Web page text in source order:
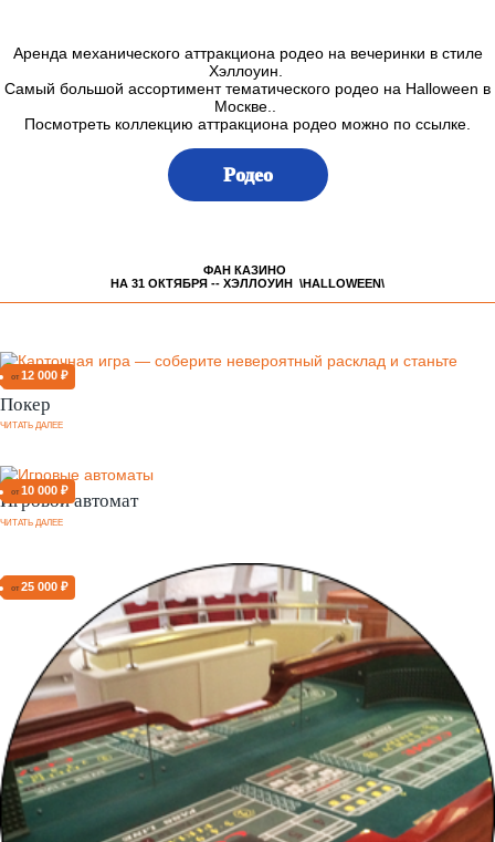
Аренда механического аттракциона родео на вечеринки в стиле
Хэллоуин.
Самый большой ассортимент тематического родео на Halloween в
Москве..
Посмотреть коллекцию аттракциона родео можно по ссылке.
Родео
ФАН КАЗИНО
НА 31 ОКТЯБРЯ -- ХЭЛЛОУИН \HALLOWEEN\
от 12 000 ₽
Покер
ЧИТАТЬ ДАЛЕЕ
от 10 000 ₽
Игровой автомат
ЧИТАТЬ ДАЛЕЕ
от 25 000 ₽